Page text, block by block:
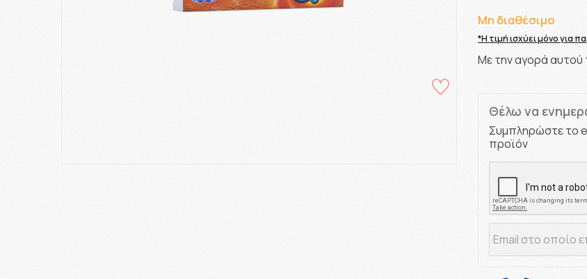
Μη διαθέσιμο
*Η τιμή ισχύει μόνο για
Με την αγορά αυτού
Θέλω να
Συμπληρώστε το
προϊόν